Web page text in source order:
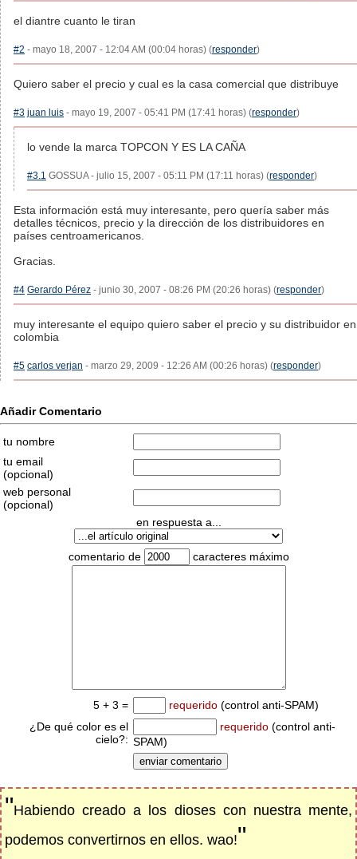
el diantre cuanto le tiran
#2 - mayo 18, 2007 - 12:04 AM (00:04 horas) (responder)
Quiero saber el precio y cual es la casa comercial que distribuye
#3 juan luis - mayo 19, 2007 - 05:41 PM (17:41 horas) (responder)
lo vende la marca TOPCON Y ES LA CAÑA
#3.1 GOSSUA - julio 15, 2007 - 05:11 PM (17:11 horas) (responder)
Esta información está muy interesante, pero quería saber más
detalles técnicos, precio y la dirección de los distribuidores en
países centroamericanos.
Gracias.
#4 Gerardo Pérez - junio 30, 2007 - 08:26 PM (20:26 horas) (responder)
muy interesante el equipo quiero saber el precio y su distribuidor en
colombia
#5 carlos verjan - marzo 29, 2009 - 12:26 AM (00:26 horas) (responder)
Añadir Comentario
tu nombre
tu email
(opcional)
web personal
(opcional)
en respuesta a...
comentario de caracteres máximo
5 + 3 = requerido (control anti-SPAM)
¿De qué color es el
cielo?:
requerido (control anti-
SPAM)
"Habiendo creado a los dioses con nuestra mente,
podemos convertirnos en ellos. wao!"